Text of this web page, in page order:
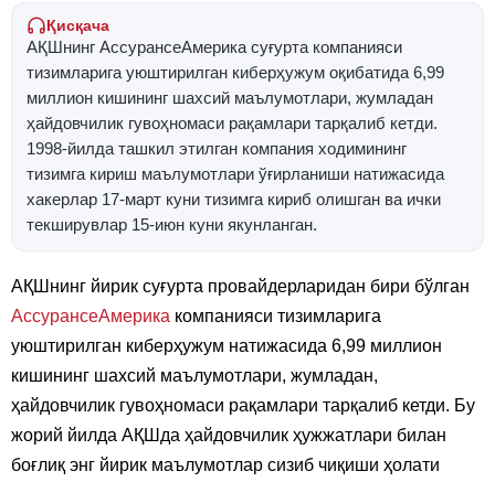
Қисқача
АҚШнинг АссурансеАмерика суғурта компанияси
тизимларига уюштирилган киберҳужум оқибатида 6,99
миллион кишининг шахсий маълумотлари, жумладан
ҳайдовчилик гувоҳномаси рақамлари тарқалиб кетди.
1998-йилда ташкил этилган компания ходимининг
тизимга кириш маълумотлари ўғирланиши натижасида
хакерлар 17-март куни тизимга кириб олишган ва ички
текширувлар 15-июн куни якунланган.
АҚШнинг йирик суғурта провайдерларидан бири бўлган
АссурансеАмерика компанияси тизимларига
уюштирилган киберҳужум натижасида 6,99 миллион
кишининг шахсий маълумотлари, жумладан,
ҳайдовчилик гувоҳномаси рақамлари тарқалиб кетди. Бу
жорий йилда АҚШда ҳайдовчилик ҳужжатлари билан
боғлиқ энг йирик маълумотлар сизиб чиқиши ҳолати